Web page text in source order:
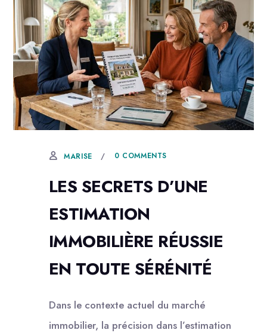
8 JUILLET, 2026
MARISE 0 COMMENTS
LES SECRETS D’UNE
ESTIMATION
IMMOBILIÈRE RÉUSSIE
EN TOUTE SÉRÉNITÉ
Dans le contexte actuel du marché
immobilier, la précision dans l’estimation